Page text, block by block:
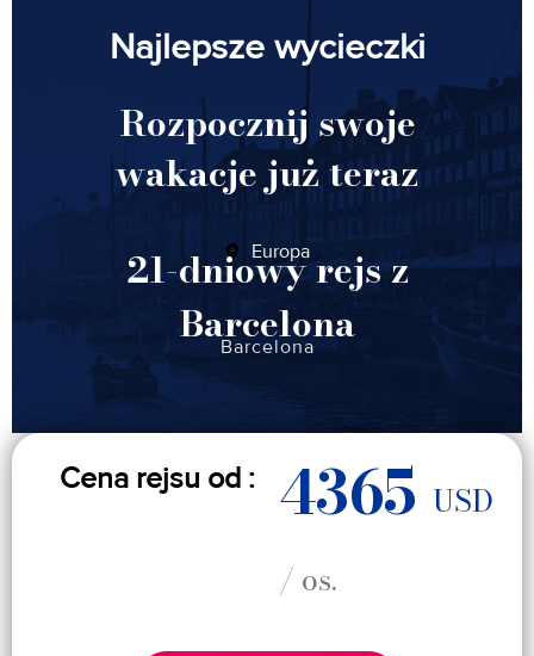
Najlepsze wycieczki
Rozpocznij swoje
wakacje już teraz
Europa
21-dniowy rejs z
Barcelona
Barcelona
Cena rejsu od : 4365 USD
/ os.